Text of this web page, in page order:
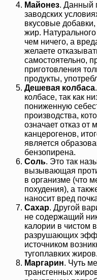
Майонез. Данный
заводских
вкусовые
жир.
чем ничего, а
желаете
самостоятельно,
приготовления
продукты,
Дешевая колбаса
колбасе, так как
пониженную
производства,
означает отказ от
канцерогенов,
является
бензопирена.
Соль. Это так
вызывающая
в организме (что
похудения), а
наносит вред
Сахар. Другой
не содержащий
калории в чистом
разрушающих
источником
тугоплавких жиров.
Маргарин. Чуть
трансгенных